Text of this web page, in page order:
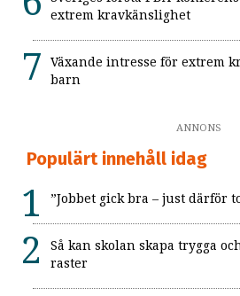
extrem kravkänslighet
Växande intresse för extrem
barn
ANNONS
Populärt innehåll idag
”Jobbet gick bra – just därför
Så kan skolan skapa trygga
raster